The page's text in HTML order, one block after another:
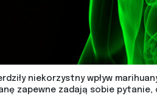
niekorzystny wpływ
zapewne zadają sobie pytanie,